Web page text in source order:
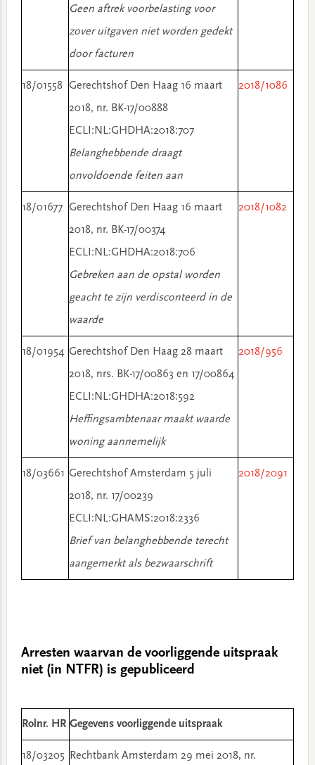
Geen aftrek voorbelasting voor
zover uitgaven niet worden gedekt
door facturen
18/01558 Gerechtshof Den Haag 16 maart
2018, nr. BK-17/00888
ECLI:NL:GHDHA:2018:707
Belanghebbende draagt
onvoldoende feiten aan
2018/1086
18/01677 Gerechtshof Den Haag 16 maart
2018, nr. BK-17/00374
ECLI:NL:GHDHA:2018:706
Gebreken aan de opstal worden
geacht te zijn verdisconteerd in de
waarde
2018/1082
18/01954 Gerechtshof Den Haag 28 maart
2018, nrs. BK-17/00863 en 17/00864
ECLI:NL:GHDHA:2018:592
Heffingsambtenaar maakt waarde
woning aannemelijk
2018/956
18/03661 Gerechtshof Amsterdam 5 juli
2018, nr. 17/00239
ECLI:NL:GHAMS:2018:2336
Brief van belanghebbende terecht
aangemerkt als bezwaarschrift
2018/2091
Arresten waarvan de voorliggende uitspraak
niet (in NTFR) is gepubliceerd
Rolnr. HR Gegevens voorliggende uitspraak
18/03205
Rechtbank Amsterdam 29 mei 2018, nr.